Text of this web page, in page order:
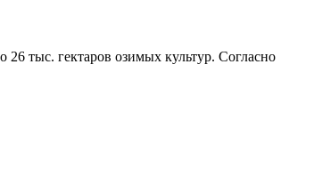
тыс. гектаров озимых культур. Согласно